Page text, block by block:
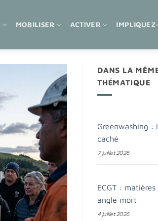
MOBILISER ACTIVER
DANS LA
THÉMATIQUE
Greenwashing :
caché
7 juillet 2026
ECGT : matières
angle mort
4 juillet 2026